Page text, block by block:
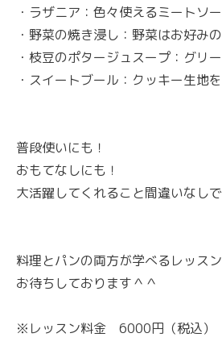
・ラザニア：色々使えるミートソ
・野菜の焼き浸し：野菜はお好み
・枝豆のポタージュスープ：グリ
・スイートブール：クッキー生地
普段使いにも！
おもてなしにも！
大活躍してくれること間違いなしで
料理とパンの両方が学べるレッスン
お待ちしております＾＾
※レッスン料金 6000円（税込）